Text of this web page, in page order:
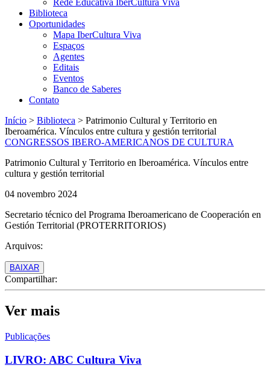
Rede Educativa IberCultura Viva
Biblioteca
Oportunidades
Mapa IberCultura Viva
Espaços
Agentes
Editais
Eventos
Banco de Saberes
Contato
Início > Biblioteca > Patrimonio Cultural y Territorio en
Iberoamérica. Vínculos entre cultura y gestión territorial
CONGRESSOS IBERO-AMERICANOS DE CULTURA
Patrimonio Cultural y Territorio en Iberoamérica. Vínculos entre
cultura y gestión territorial
04 novembro 2024
Secretario técnico del Programa Iberoamericano de Cooperación en
Gestión Territorial (PROTERRITORIOS)
Arquivos:
BAIXAR
Compartilhar:
Ver mais
Publicações
LIVRO: ABC Cultura Viva